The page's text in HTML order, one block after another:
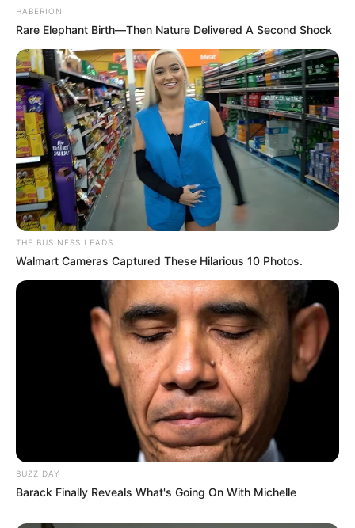
HABERION
Rare Elephant Birth—Then Nature Delivered A Second Shock
THE BUSINESS LEADS
Walmart Cameras Captured These Hilarious 10 Photos.
BUZZ DAY
Barack Finally Reveals What's Going On With Michelle